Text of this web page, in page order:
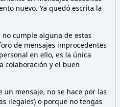
nuevo. Ya quedó escrita la
cumple alguna de estas
de mensajes improcedentes
en ello, es la única
colaboración y el buen
un mensaje, no se hace por las
ilegales) o porque no tengas